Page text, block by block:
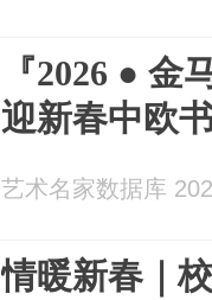
『2026 ●
迎新春中欧
艺术名家数据库
情暖新春｜